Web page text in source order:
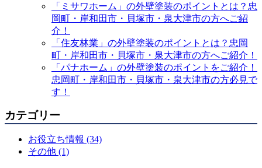
「ミサワホーム」の外壁塗装のポイントとは？忠
岡町・岸和田市・貝塚市・泉大津市の方へご紹
介！
「住友林業」の外壁塗装のポイントとは？忠岡
町・岸和田市・貝塚市・泉大津市の方へご紹介！
「パナホーム」の外壁塗装のポイントをご紹介！
忠岡町・岸和田市・貝塚市・泉大津市の方必見で
す！
カテゴリー
お役立ち情報 (34)
その他 (1)